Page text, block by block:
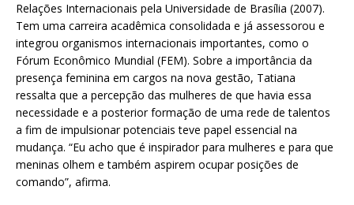
Relações Internacionais pela Universidade de Brasília (2007).
Tem uma carreira acadêmica consolidada e já assessorou e
integrou organismos internacionais importantes, como o
Fórum Econômico Mundial (FEM). Sobre a importância da
presença feminina em cargos na nova gestão, Tatiana
ressalta que a percepção das mulheres de que havia essa
necessidade e a posterior formação de uma rede de talentos
a fim de impulsionar potenciais teve papel essencial na
mudança. “Eu acho que é inspirador para mulheres e para que
meninas olhem e também aspirem ocupar posições de
comando”, afirma.